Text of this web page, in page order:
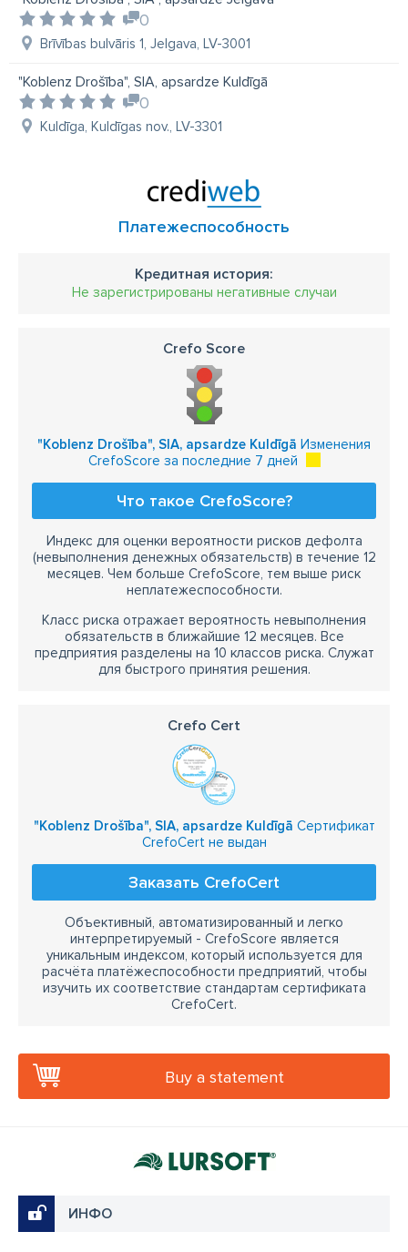
0
Brīvības bulvāris 1, Jelgava, LV-3001
"Koblenz Drošība", SIA, apsardze Kuldīgā
0
Kuldīga, Kuldīgas nov., LV-3301
Платежеспособность
Кредитная история:
Не зарегистрированы негативные случаи
Crefo Score
"Koblenz Drošība", SIA, apsardze Kuldīgā Изменения
CrefoScore за последние 7 дней
Что такое CrefoScore?
Индекс для оценки вероятности рисков дефолта
(невыполнения денежных обязательств) в течение 12
месяцев. Чем больше CrefoScore, тем выше риск
неплатежеспособности.
Класс риска отражает вероятность невыполнения
обязательств в ближайшие 12 месяцев. Все
предприятия разделены на 10 классов риска. Служат
для быстрого принятия решения.
Crefo Cert
"Koblenz Drošība", SIA, apsardze Kuldīgā Сертификат
CrefoCert не выдан
Заказать CrefoCert
Объективный, автоматизированный и легко
интерпретируемый - CrefoScore является
уникальным индексом, который используется для
расчёта платёжеспособности предприятий, чтобы
изучить их соответствие стандартам сертификата
CrefoCert.
Buy a statement
ИНФО